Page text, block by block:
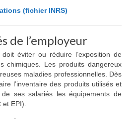
(fichier INRS)
de l’employeur
doit éviter ou réduire l’exposition de
chimiques. Les produits dangereux
maladies professionnelles. Dès
l’inventaire des produits utilisés et
ses salariés les équipements de
EPI).